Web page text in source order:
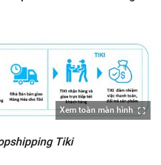
Xem toàn màn hình
Tiki